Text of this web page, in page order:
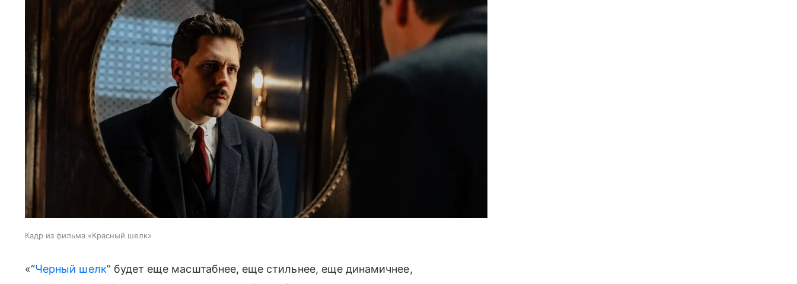
Кадр из фильма «Красный шелк»
«“Черный шелк” будет еще масштабнее, еще стильнее, еще динамичнее,